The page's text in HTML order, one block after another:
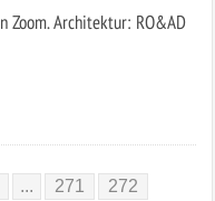
Zoom. Architektur: RO&AD
... 271
272